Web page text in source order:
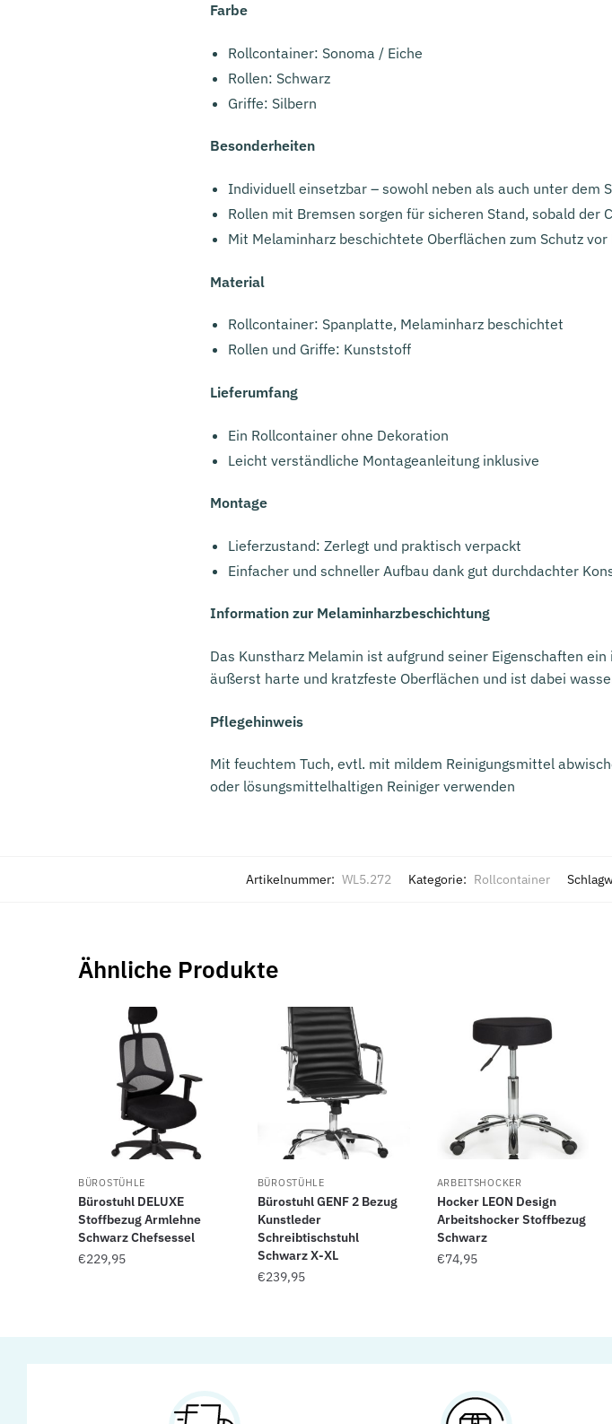
Farbe
Rollcontainer: Sonoma / Eiche
Rollen: Schwarz
Griffe: Silbern
Besonderheiten
Individuell einsetzbar – sowohl neben als auch unter dem
Rollen mit Bremsen sorgen für sicheren Stand, sobald der
Mit Melaminharz beschichtete Oberflächen zum Schutz
Material
Rollcontainer: Spanplatte, Melaminharz beschichtet
Rollen und Griffe: Kunststoff
Lieferumfang
Ein Rollcontainer ohne Dekoration
Leicht verständliche Montageanleitung inklusive
Montage
Lieferzustand: Zerlegt und praktisch verpackt
Einfacher und schneller Aufbau dank gut durchdachter
Information zur Melaminharzbeschichtung
Das Kunstharz Melamin ist aufgrund seiner Eigenschaften
äußerst harte und kratzfeste Oberflächen und ist dabei
Pflegehinweis
Mit feuchtem Tuch, evtl. mit mildem Reinigungsmittel
oder lösungsmittelhaltigen Reiniger verwenden
Artikelnummer: WL5.272 Kategorie: Rollcontainer
Ähnliche Produkte
BÜROSTÜHLE
Bürostuhl DELUXE
Stoffbezug Armlehne
Schwarz Chefsessel
€229,95
BÜROSTÜHLE
Bürostuhl GENF 2 Bezug
Kunstleder
Schreibtischstuhl
Schwarz X-XL
€239,95
ARBEITSHOCKER
Hocker LEON Design
Arbeitshocker Stoffbezug
Schwarz
€74,95